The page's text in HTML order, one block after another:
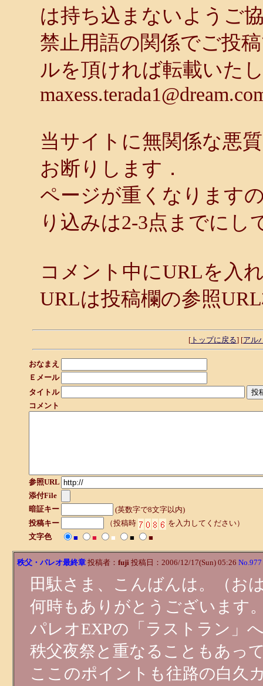
は持ち込まないようご
禁止用語の関係でご投
ルを頂ければ転載いた
当サイトに無関係な悪
お断りします．
ページが重くなります
り込みは2-3点までにし
コメント中にURLを入
URLは投稿欄の参照
[ トップに戻る] [アル
おなまえ
Ｅメール
タイトル
コメント
参照URL
添付File
暗証キー
(英数字で8文字以内)
投稿キー
（投稿時
を入力してください）
文字色
■ ■ ■ ■ ■
秩父・パレオ最終章 投稿者： fuji 投稿日：2006/12/17(Sun) 05:26 No.977
田駄さま、こんばんは。（お
何時もありがとうございます
パレオEXPの「ラストラン」
秩父夜祭と重なることもあっ
ここのポイントも往路の白久